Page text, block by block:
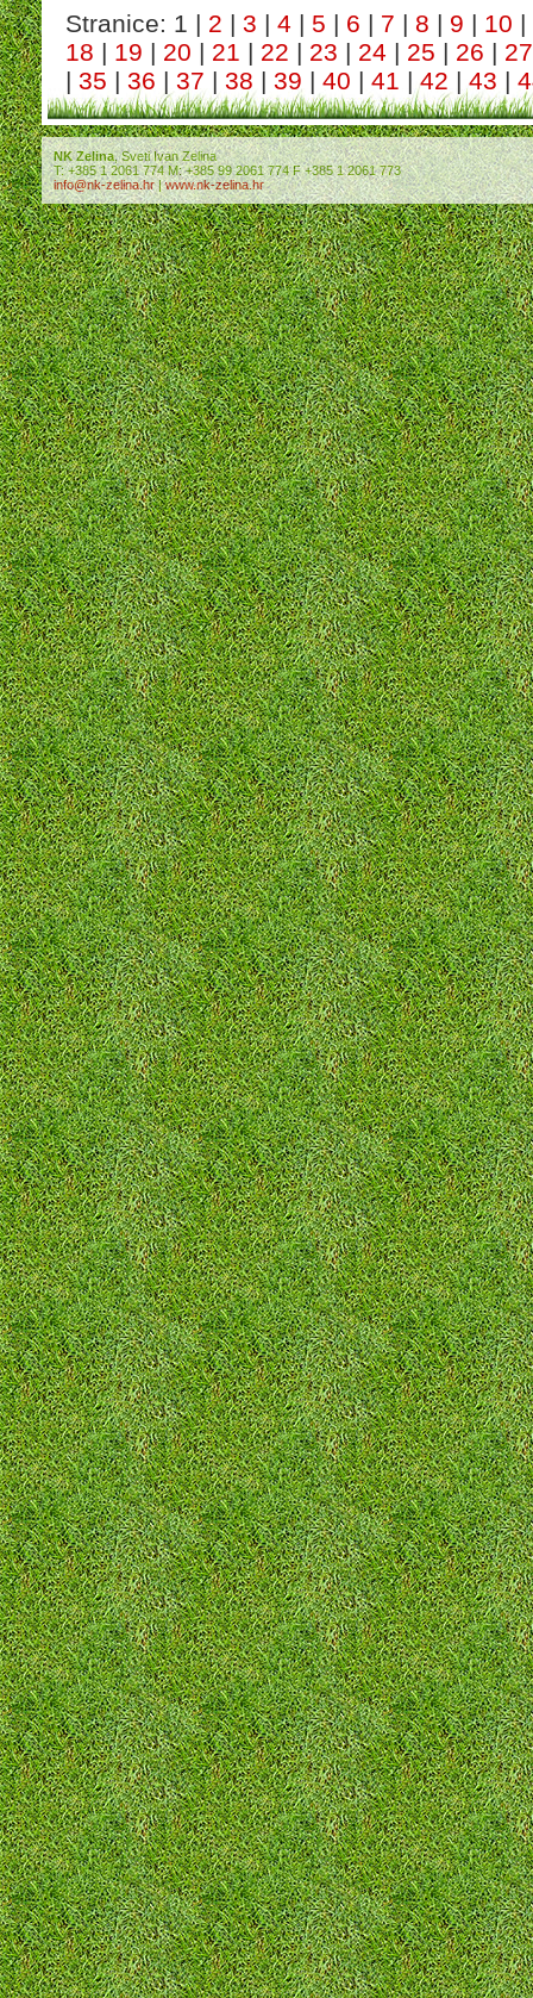
Stranice: 1 | 2 | 3 | 4 | 5 | 6 | 7 | 8 | 9 | 10 |
18 | 19 | 20 | 21 | 22 | 23 | 24 | 25 | 26 | 27
| 35 | 36 | 37 | 38 | 39 | 40 | 41 |42 | 43 |
NK Zelina, Sveti Ivan Zelina
T: +385 1 2061 774 M: +385 99 2061 774 F +385 1 2061 773
info@nk-zelina.hr|www.nk-zelina.hr